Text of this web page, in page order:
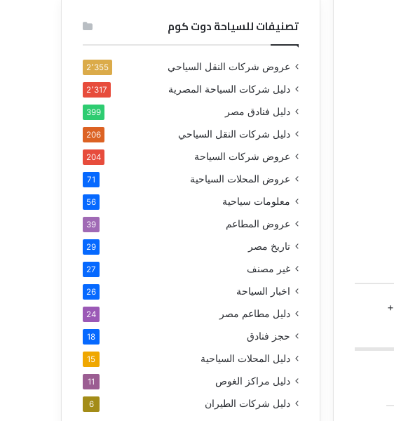
تصنيفات للسياحة دوت كوم
عروض شركات النقل السياحي 2٬355
دليل شركات السياحة المصرية 2٬317
دليل فنادق مصر 399
دليل شركات النقل السياحي 206
عروض شركات السياحة 204
عروض المحلات السياحية 71
معلومات سياحية 56
عروض المطاعم 39
تاريخ مصر 29
غير مصنف 27
اخبار السياحة 26
دليل مطاعم مصر 24
حجز فنادق 18
دليل المحلات السياحية 15
دليل مراكز الغوص 11
دليل شركات الطيران 6